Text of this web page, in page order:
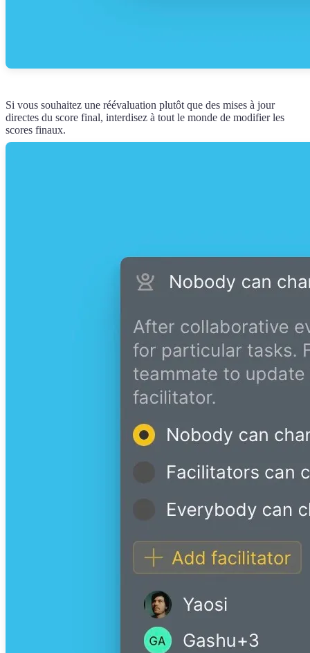
Si vous souhaitez une réévaluation plutôt que des mises à jour
directes du score final, interdisez à tout le monde de modifier les
scores finaux.